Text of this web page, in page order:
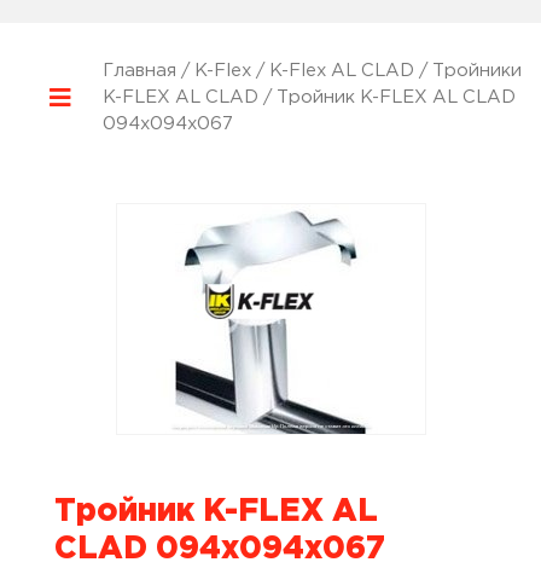
Главная / K-Flex/ K-Flex AL CLAD /
Тройники
K-FLEX AL CLAD / Тройник K-FLEX AL CLAD
094x094x067
Тройник K-FLEX AL
CLAD 094x094x067